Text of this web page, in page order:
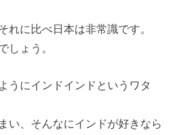
れに比べ日本は非常識です。
しょう。
うにインドインドというワタ
い、そんなにインドが好きなら